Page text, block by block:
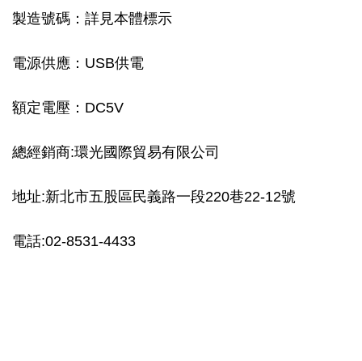
製造號碼：詳見本體標示
電源供應：USB供電
額定電壓：DC5V
總經銷商:環光國際貿易有限公司
地址:新北市五股區民義路一段220巷22-12號
電話:02-8531-4433